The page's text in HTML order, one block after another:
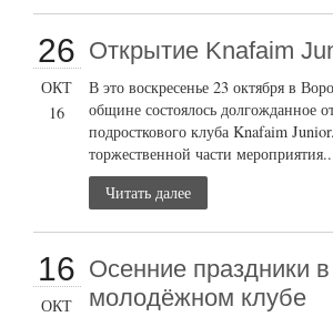
26
ОКТ
16
Открытие Knafaim
В это воскресенье 23 октября в
общине состоялось долгожданное
подросткового клуба Knafaim
торжественной части
Читать далее
16
ОКТ
Осенние праздники
молодёжном клубе